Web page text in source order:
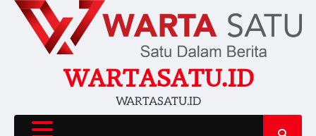
Skip
content
WARTASATU.ID
WARTASATU.ID